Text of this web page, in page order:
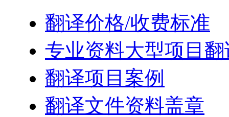
翻译价格/收费标准
专业资料大型项目翻
翻译项目案例
翻译文件资料盖章